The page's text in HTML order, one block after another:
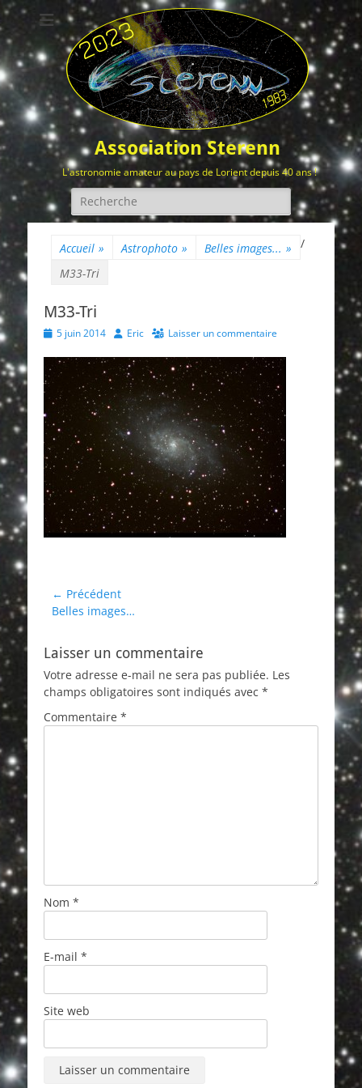
Association Sterenn
L'astronomie amateur au pays de Lorient depuis 40 ans !
Rechercher :
Accueil » Astrophoto » /
Belles images... »
M33-Tri
M33-Tri
Posted5 juin 2014 Author
Eric Laisser un commentaire
Navigation
de
← Précédent
Article
Belles images…
Laisser un commentaire
Votre adresse e-mail ne sera pas publiée. Les
champs obligatoires sont indiqués avec *
Commentaire *
Nom *
E-mail *
Site web